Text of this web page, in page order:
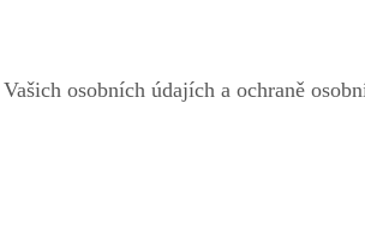
osobních údajích a ochraně